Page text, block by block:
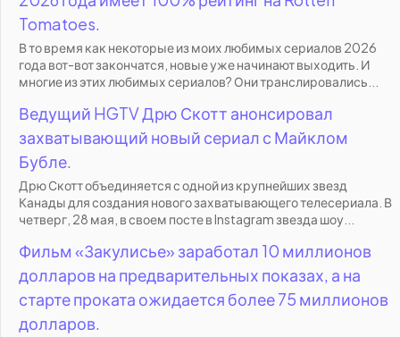
Tomatoes.
В то время как некоторые из моих любимых сериалов 2026
года вот-вот закончатся, новые уже начинают выходить. И
многие из этих любимых сериалов? Они транслировались...
Ведущий HGTV Дрю Скотт анонсировал
захватывающий новый сериал с Майклом
Бубле.
Дрю Скотт объединяется с одной из крупнейших звезд
Канады для создания нового захватывающего телесериала. В
четверг, 28 мая, в своем посте в Instagram звезда шоу...
Фильм «Закулисье» заработал 10 миллионов
долларов на предварительных показах, а на
старте проката ожидается более 75 миллионов
долларов.